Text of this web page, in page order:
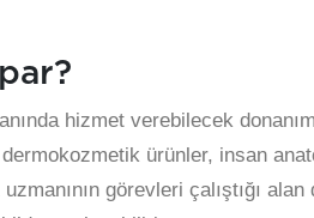
hizmet verebilecek
ürünler, insan
görevleri çalıştığı